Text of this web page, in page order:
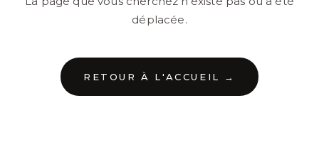
déplacée.
RETOUR À L'ACCUEIL →